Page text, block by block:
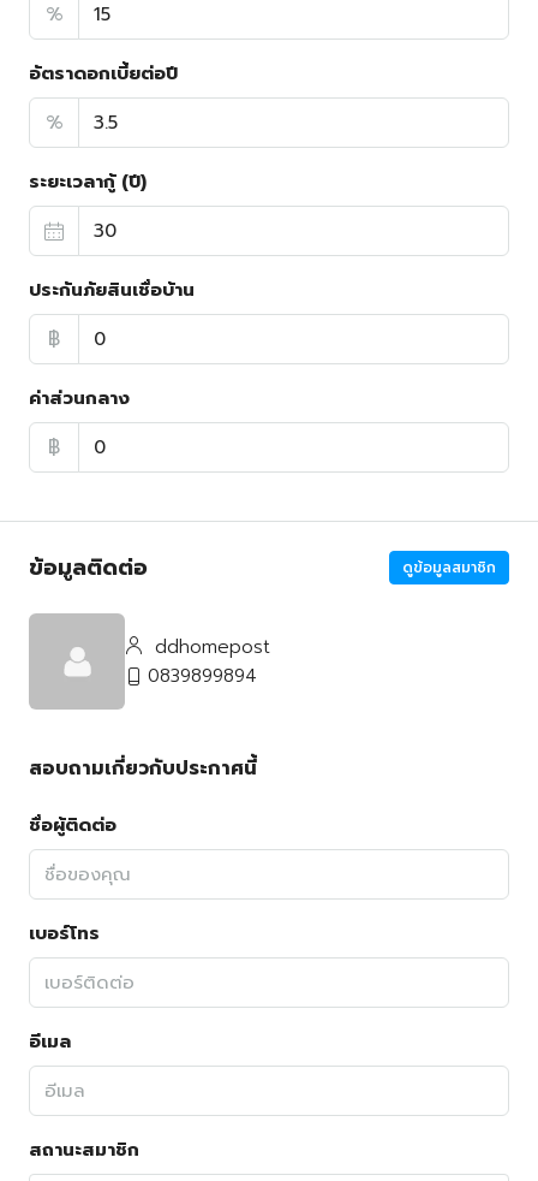
%
อัตราดอกเบี้ยต่อปี
%
ระยะเวลากู้ (ปี)
ประกันภัยสินเชื่อบ้าน
฿
ค่าส่วนกลาง
฿
ข้อมูลติดต่อ ดูข้อมูลสมาชิก
ddhomepost
0839899894
สอบถามเกี่ยวกับประกาศนี้
ชื่อผู้ติดต่อ
เบอร์โทร
อีเมล
สถานะสมาชิก